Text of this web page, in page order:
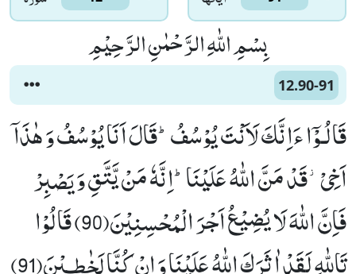
بِسْمِ اللّٰهِ الرَّحْمٰنِ الرَّحِیْمِ
12.90-91
قَالُـوْۤا ءَاِنَّكَ لَاَنْتَ یُوْسُفُؕ-قَالَ اَنَا یُوْسُفُ وَ هٰذَاۤ
اَخِیْ٘-قَدْ مَنَّ اللّٰهُ عَلَیْنَاؕ-اِنَّهٗ مَنْ یَّتَّقِ وَ یَصْبِرْ
فَاِنَّ اللّٰهَ لَا یُضِیْعُ اَجْرَ الْمُحْسِنِیْنَ(90) قَالُوْا
تَاللّٰهِ لَقَدْ اٰثَرَكَ اللّٰهُ عَلَیْنَا وَ اِنْ كُنَّا لَخٰطِـٕیْنَ(91)